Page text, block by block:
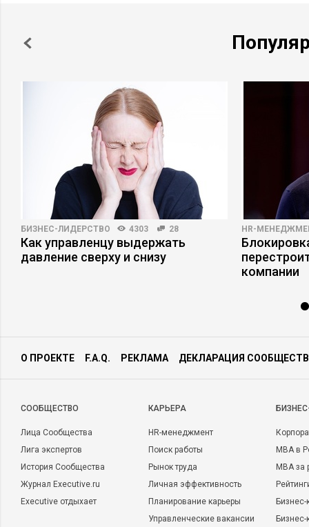
БИЗНЕС-ЛИДЕРСТВО 4303 28
Как управленцу выдержать
давление сверху и снизу
HR-
компании
О ПРОЕКТЕ F.A.Q. РЕКЛАМА ДЕКЛАРАЦИЯ
CООБЩЕСТВО
Лица Сообщества
Лига экспертов
История Сообщества
Журнал Executive.ru
Executive отдыхает
КАРЬЕРА
HR-менеджмент
Поиск работы
Рынок труда
Личная эффективность
Планирование карьеры
Управленческие вакансии
MBA в
MBA
Бизнес-